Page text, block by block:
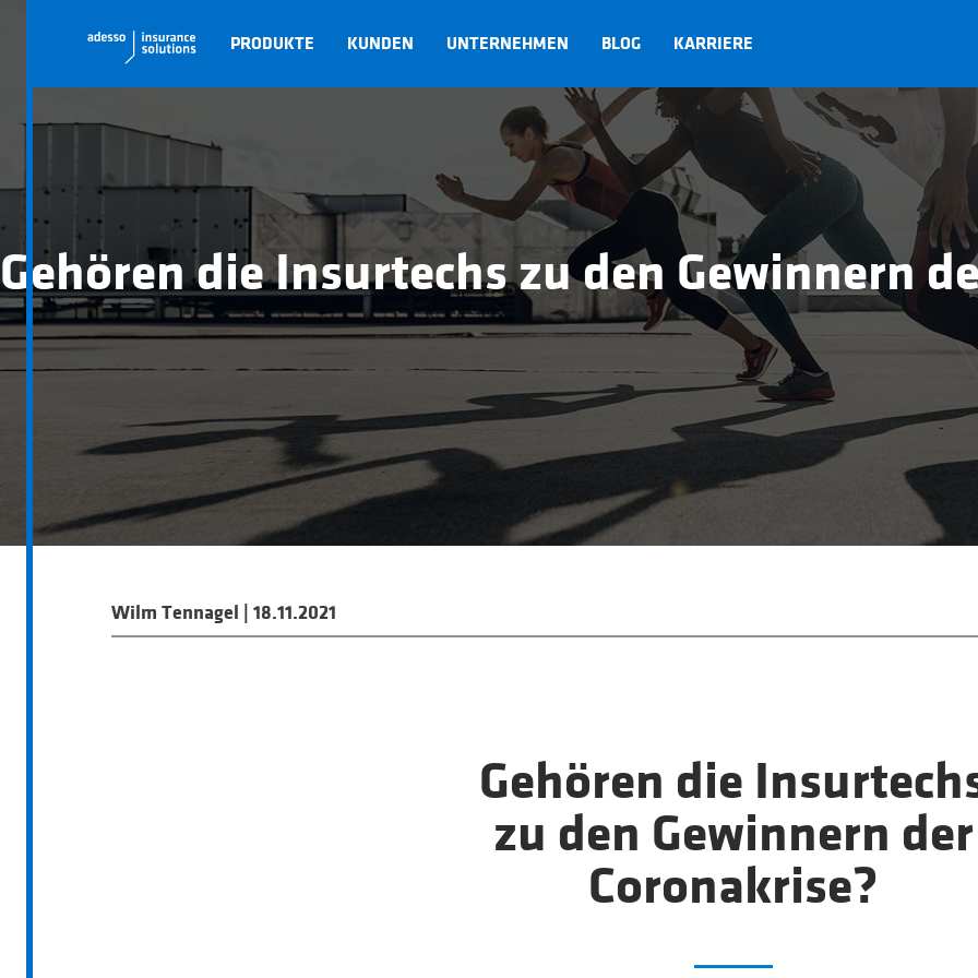
PRODUKTE KUNDEN UNTERNEHMEN BLOG KARRIERE
Gehören die Insurtechs zu den Gewinnern
Wilm Tennagel 18.11.2021
Gehören die
zu den Gewinnern der
Coronakrise?